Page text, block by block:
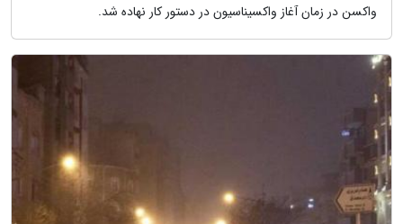
واکسن در زمان آغاز واکسیناسیون در دستور کار نهاده شد.